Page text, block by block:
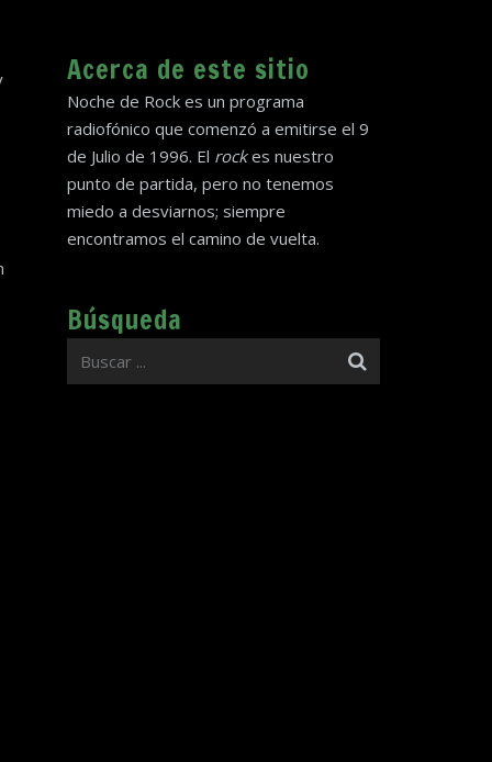
Acerca de este sitio
Noche de Rock es un programa
radiofónico que comenzó a emitirse el 9
de Julio de 1996. El rockes nuestro
punto de partida, pero no tenemos
miedo a desviarnos; siempre
encontramos el camino de vuelta.
Búsqueda